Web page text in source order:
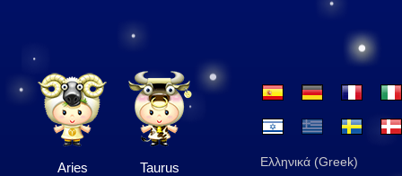
Aries Taurus Ελληνικά (Greek)